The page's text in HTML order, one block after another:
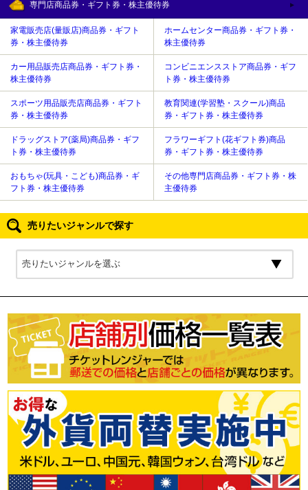
専門店商品券・ギフト券・株主優待券
家電販売店(量販店)商品券・ギフト
券・株主優待券
ホームセンター商品券・ギフト券・
株主優待券
カー用品販売店商品券・ギフト券・
株主優待券
コンビニエンスストア商品券・ギフ
ト券・株主優待券
スポーツ用品販売店商品券・ギフト
券・株主優待券
教育関連(学習塾・スクール)商品
券・ギフト券・株主優待券
ドラッグストア(薬局)商品券・ギフ
ト券・株主優待券
フラワーギフト(花ギフト券)商品
券・ギフト券・株主優待券
おもちゃ(玩具・こども)商品券・ギ
フト券・株主優待券
その他専門店商品券・ギフト券・株
主優待券
売りたいジャンルで探す